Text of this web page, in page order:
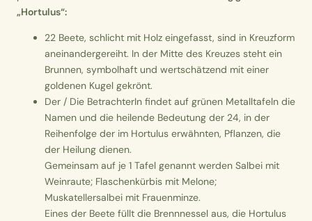
„Hortulus“:
22 Beete, schlicht mit Holz eingefasst, sind in Kreuzform
aneinandergereiht. In der Mitte des Kreuzes steht ein
Brunnen, symbolhaft und wertschätzend mit einer
goldenen Kugel gekrönt.
Der / Die BetrachterIn findet auf grünen Metalltafeln die
Namen und die heilende Bedeutung der 24, in der
Reihenfolge der im Hortulus erwähnten, Pflanzen, die
der Heilung dienen.
Gemeinsam auf je 1 Tafel genannt werden Salbei mit
Weinraute; Flaschenkürbis mit Melone;
Muskatellersalbei mit Frauenminze.
Eines der Beete füllt die Brennnessel aus, die Hortulus